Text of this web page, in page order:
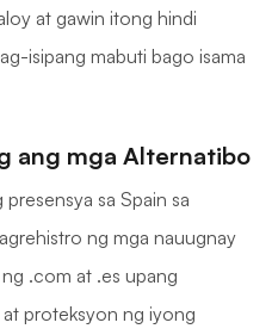
at gawin itong hindi
isipang mabuti bago isama
ang mga Alternatibo
sa Spain sa
ng mga nauugnay
.com at .es upang
proteksyon ng iyong